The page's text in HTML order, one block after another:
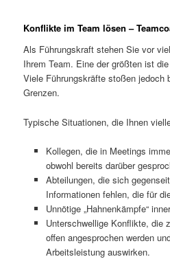
Konflikte im Team lösen –
Als Führungskraft stehen Sie vor
Ihrem Team. Eine der größten ist
Viele Führungskräfte stoßen jedoch
Grenzen.
Typische Situationen, die Ihnen
Kollegen, die in Meetings
obwohl bereits darüber
Abteilungen, die sich
Informationen fehlen, die für
Unnötige „Hahnenkämpfe“
Unterschwellige Konflikte, die
offen angesprochen werden
Arbeitsleistung auswirken.